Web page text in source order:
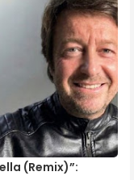
(Remix)”: